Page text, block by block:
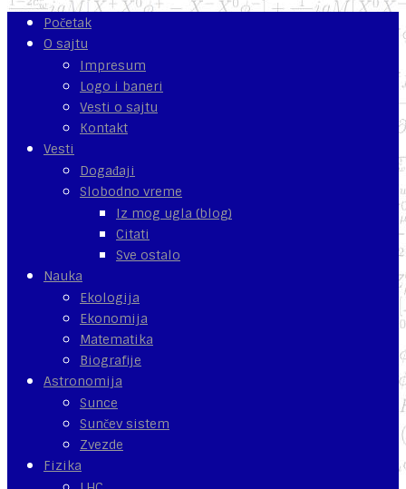
Početak
O sajtu
Impresum
Logo i baneri
Vesti o sajtu
Kontakt
Vesti
Događaji
Slobodno vreme
Iz mog ugla (blog)
Citati
Sve ostalo
Nauka
Ekologija
Ekonomija
Matematika
Biografije
Astronomija
Sunce
Sunčev sistem
Zvezde
Fizika